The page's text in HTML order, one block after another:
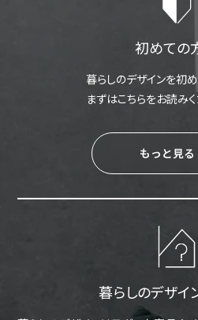
初めての
暮らしのデザインを初
まずはこちらをお読みく
もっと見る
暮らしのデザイ